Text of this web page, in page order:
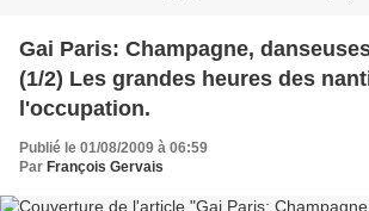
Gai Paris: Champagne,
(1/2) Les grandes heures des
l'occupation.
Publié le 01/08/2009 à 06:59
Par François Gervais